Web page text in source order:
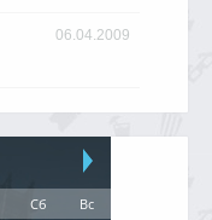
06.04.2009
Сб
Вс